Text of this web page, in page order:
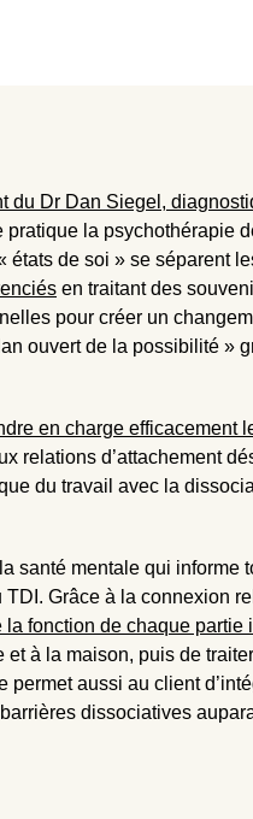
du Dr Dan Siegel,
la psychothérapie
de soi » se séparent
en traitant des
pour créer un
ouvert de la possibilité »
en charge efficacement
relations d’attachement
du travail avec la
santé mentale qui informe
TDI. Grâce à la connexion
la fonction de chaque partie
à la maison, puis de
aussi au client
dissociatives